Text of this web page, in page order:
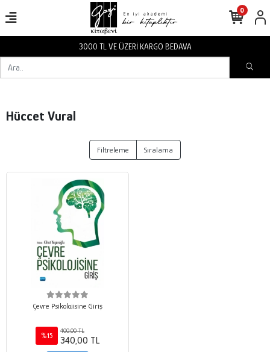
3000 TL VE ÜZERİ KARGO BEDAVA
0
Hüccet Vural
Filtreleme Sıralama
Çevre Psikolojisine Giriş
%15
400,00 TL
340,00 TL